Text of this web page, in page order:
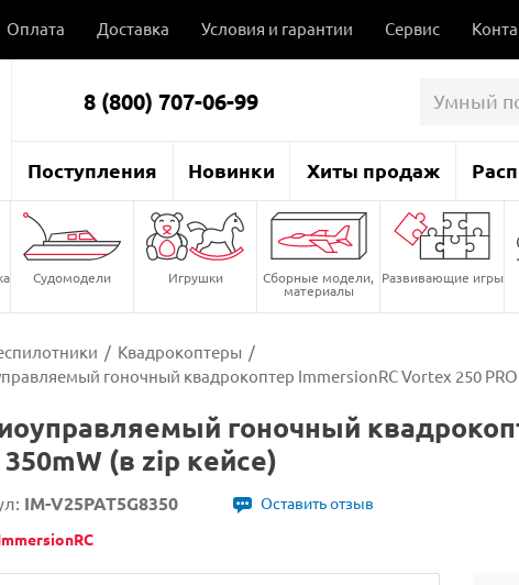
Оплата Доставка Условия и гарантии Сервис
8 (800) 707-06-99
Поступления Новинки Хиты продаж
Судомодели Игрушки Сборные модели,
материалы
Развивающие игры
/ Квадрокоптеры /
гоночный квадрокоптер ImmersionRC Vortex 250 PRO
гоночный
350mW (в zip кейсе)
IM-V25PAT5G8350
Оставить отзыв